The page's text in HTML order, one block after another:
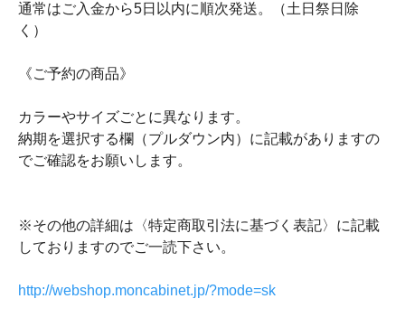
通常はご入金から5日以内に順次発送。（土日祭日除
く）
《ご予約の商品》
カラーやサイズごとに異なります。
納期を選択する欄（プルダウン内）に記載がありますの
でご確認をお願いします。
※その他の詳細は〈特定商取引法に基づく表記〉に記載
しておりますのでご一読下さい。
http://webshop.moncabinet.jp/?mode=sk